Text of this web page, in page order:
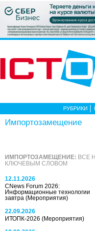
РУБРИКИ
Импорто­замещение
ИМПОРТО­ЗАМЕЩЕНИЕ: ВСЕ
КЛЮЧЕВЫМ СЛОВОМ
12.11.2026
CNews Forum 2026:
Информационные технологии
завтра (Мероприятия)
22.09.2026
ИТОПК-2026 (Мероприятия)